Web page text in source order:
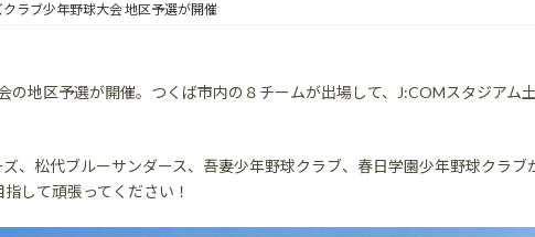
ラブ少年野球大会 地区予選が開催
の地区予選が開催。つくば市内の８チームが出場して、J:COMスタジアム
、松代ブルーサンダース、吾妻少年野球クラブ、春日学園少年野球クラブ
して頑張ってください！